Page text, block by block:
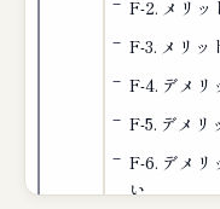
F-2. メリッ
F-3. メリッ
F-4. デメリ
F-5. デメリ
F-6. デメリ
い